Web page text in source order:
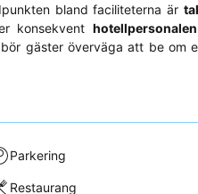
bland faciliteterna är
konsekvent hotellpersonalen
gäster överväga att be om
Parkering
Restaurang